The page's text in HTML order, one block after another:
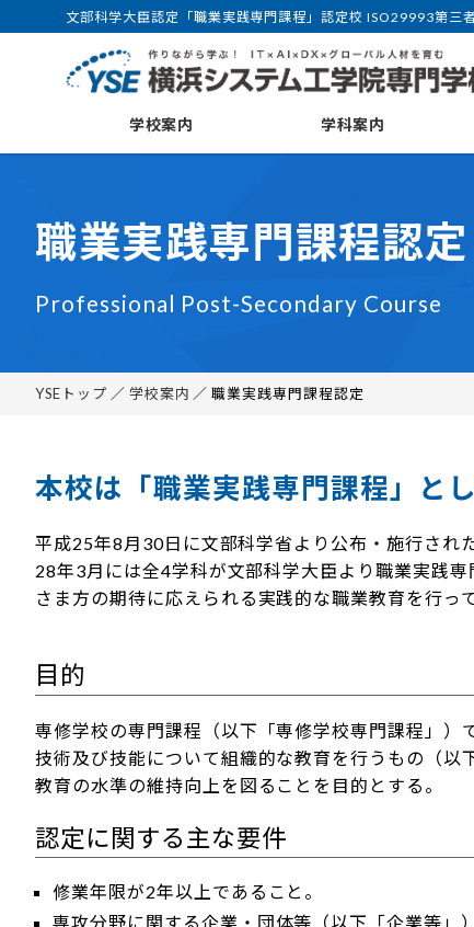
文部科学大臣認定「職業実践専門課程」認定校 ISO29993第三
学校案内 学科案内
職業実践専門課程認定
Professional Post-Secondary Course
YSEトップ ／ 学校案内 ／ 職業実践専門課程認定
本校は「職業実践専門課程」と
平成25年8月30日に文部科学省より公布・施行され
28年3月には全4学科が文部科学大臣より職業実践
さま方の期待に応えられる実践的な職業教育を行っ
目的
専修学校の専門課程（以下「専修学校専門課程」）
技術及び技能について組織的な教育を行うもの（
教育の水準の維持向上を図ることを目的とする。
認定に関する主な要件
修業年限が2年以上であること。
専攻分野に関する企業・団体等（以下「企業等」